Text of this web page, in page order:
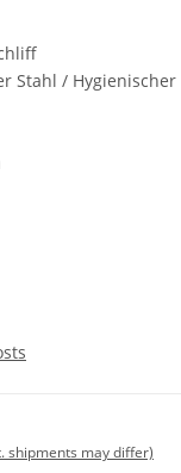
Stahl /
shipments may differ)